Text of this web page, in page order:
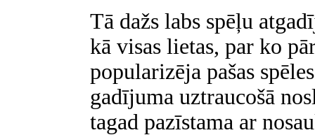
Tā dažs labs spēļu
kā visas lietas, par ko
popularizēja pašas
gadījuma uztraucošā
tagad pazīstama ar